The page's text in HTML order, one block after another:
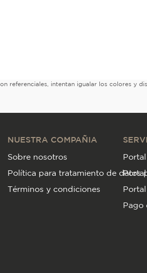
referenciales, intentan igualar los colores y
NUESTRA COMPAÑIA
Sobre nosotros
Política para tratamiento de datos
Términos y condiciones
Pago